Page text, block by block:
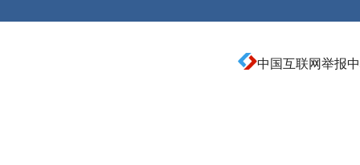
中国互联网举报